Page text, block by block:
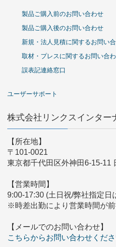
製品ご購入前のお問い合わせ
製品ご購入後のお問い合わせ
新規・法人見積に関するお問い
取材・プレスに関するお問い合
誤表記連絡窓口
ユーザーサポート
株式会社リンクスインター
【所在地】
〒101-0021
東京都千代田区外神田6-15-11
【営業時間】
9:00-17:30 (土日祝/弊社指定日
※時差出勤により営業時間が
【メールでのお問い合わせ】
こちらからお問い合わせくだ